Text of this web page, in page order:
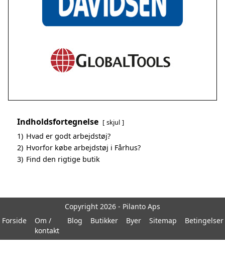
Indholdsfortegnelse skjul
1) Hvad er godt arbejdstøj?
2) Hvorfor købe arbejdstøj i Fårhus?
3) Find den rigtige butik
Copyright 2026 - Pilanto Aps
Forside
Om /
kontakt
Blog Butikker Byer Sitemap Betingelser